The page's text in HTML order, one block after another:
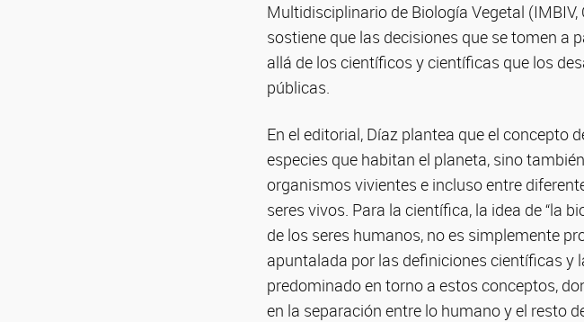
Multidisciplinario de Biología Vegetal
sostiene que las decisiones que se tomen a
allá de los científicos y científicas que los
públicas.
En el editorial, Díaz plantea que el concepto
especies que habitan el planeta, sino
organismos vivientes e incluso entre
seres vivos. Para la científica, la idea de “la
de los seres humanos, no es simplemente
apuntalada por las definiciones científicas
predominado en torno a estos conceptos,
en la separación entre lo humano y el resto